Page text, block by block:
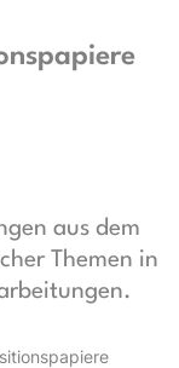
aus dem
Themen in